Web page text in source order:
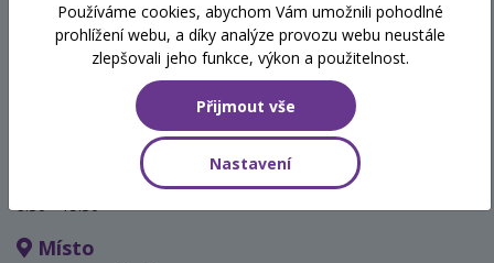
Základy supervize a práce s
reflexí v sociálních službách
8:30 - 15:30
Místo
Používáme cookies, abychom Vám umožnili pohodlné
prohlížení webu, a díky analýze provozu webu neustále
zlepšovali jeho funkce, výkon a použitelnost.
Přijmout vše
Nastavení